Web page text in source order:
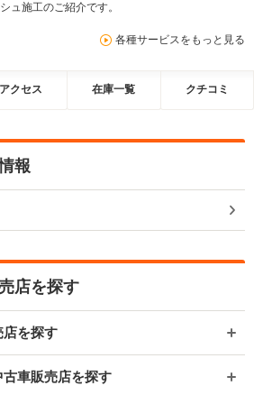
ュ施工のご紹介です。
各種サービスをもっと見る
クセス 在庫一覧 クチコミ
報
店を探す
店を探す
車販売店を探す